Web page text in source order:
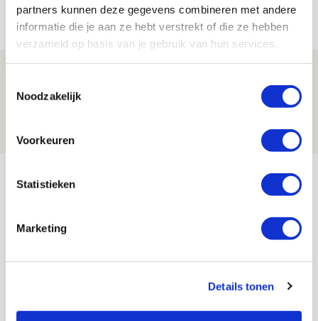
partners kunnen deze gegevens combineren met andere
informatie die je aan ze hebt verstrekt of die ze hebben
verzameld op basis van je gebruik van hun services.
Noodzakelijk
Voorkeuren
Statistieken
Marketing
Details tonen
07 AUGUSTUS 2026 - 09:00
FOTOVERSLAG
na rust: ‘De focus nam af’
Selectiedag ballenjongens/-meiden
SEP